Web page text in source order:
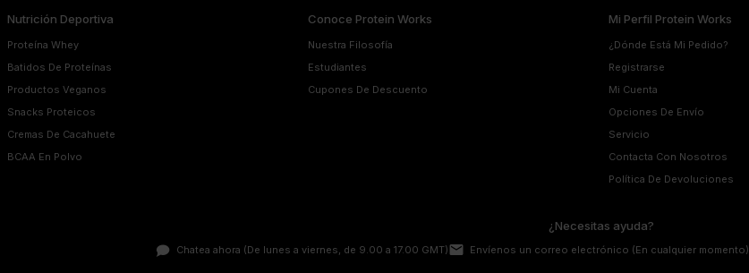
Nutrición Deportiva
Proteína Whey
Batidos De Proteínas
Productos Veganos
Snacks Proteicos
Cremas De Cacahuete
BCAA En Polvo
Conoce Protein Works
Nuestra Filosofía
Estudiantes
Cupones De Descuento
Mi Perfil Protein Works
¿Dónde Está Mi Pedido?
Registrarse
Mi Cuenta
Opciones De Envío
Servicio
Contacta Con Nosotros
Política De Devoluciones
¿Necesitas ayuda?
Chatea ahora (De lunes a viernes, de 9.00 a 17.00 GMT)email Envíenos un correo electrónico (En cualquier momento)